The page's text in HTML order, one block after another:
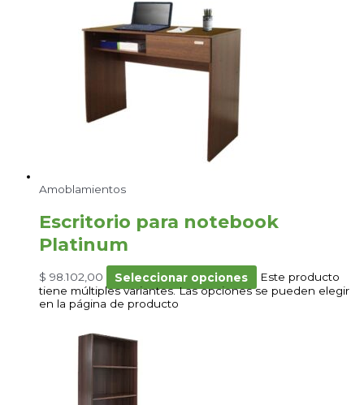
Amoblamientos
Escritorio para notebook
Platinum
$ 98.102,00 Seleccionar opciones
Este producto
tiene múltiples variantes. Las opciones se pueden elegir
en la página de producto